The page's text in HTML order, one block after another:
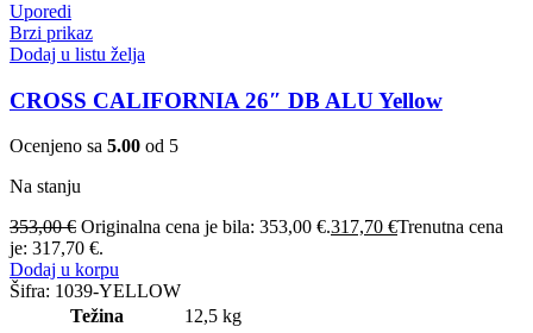
Uporedi
Brzi prikaz
Dodaj u listu želja
CROSS CALIFORNIA 26″ DB ALU Yellow
Ocenjeno sa 5.00 od 5
Na stanju
353,00€ Originalna cena je bila: 353,00 €.317,70 €Trenutna cena
je: 317,70 €.
Dodaj u korpu
Šifra: 1039-YELLOW
Težina
12,5 kg